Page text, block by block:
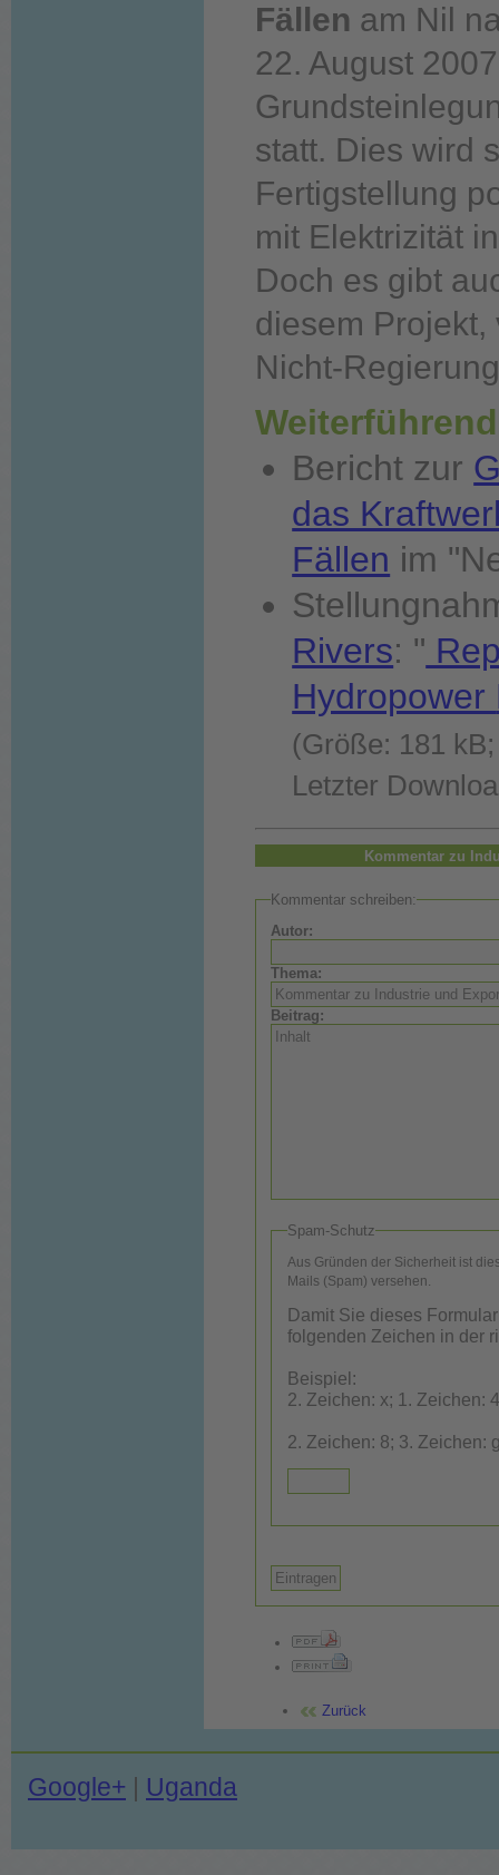
Fällen am Nil
22. August
statt. Dies wird
Fertigstellung
mit Elektrizität
Doch es gibt
diesem
Nicht-
Bericht zur
das
Fällen im
Rivers: "
Hydropower
(Größe: 181
Letzter
Kommentar zu
Kommentar schreiben:
Autor:
Thema:
Beitrag:
Spam-Schutz
Aus Gründen der Sicherheit ist
Mails (Spam) versehen.
Damit Sie dieses
folgenden Zeichen in der
Beispiel:
2. Zeichen: x; 1. Zeichen:
Zurück
Google+ Uganda